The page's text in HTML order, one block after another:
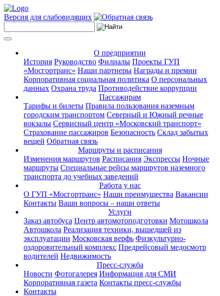
Версия для слабовидящих
О предприятии
История Руководство Филиалы Проекты ГУП
«Мосгортранс» Наши партнеры Награды и премии
Корпоративная социальная политика О персональных
данных Охрана труда Противодействие коррупции
Пассажирам
Тарифы и билеты Правила пользования наземным
городским транспортом Северный и Южный речные
вокзалы Сервисный центр «Московский транспорт»
Страхование пассажиров Безопасность Склад забытых
вещей Обратная связь
Маршруты и расписания
Изменения маршрутов Расписания Экспрессы Ночные
маршруты Специальные рейсы маршрутов наземного
транспорта до учебных заведений
Работа у нас
О ГУП «Мосгортранс» Наши преимущества Вакансии
Контакты Ваши вопросы – наши ответы
Услуги
Заказ автобуса Центр автомотоподготовки Мотошкола
Автошкола Реализация техники, вышедшей из
эксплуатации Московская верфь Физкультурно-
оздоровительный комплекс Предрейсовый медосмотр
водителей Недвижимость
Пресс-служба
Новости Фотогалерея Информация для СМИ
Корпоративная газета Контакты пресс-службы
Контакты